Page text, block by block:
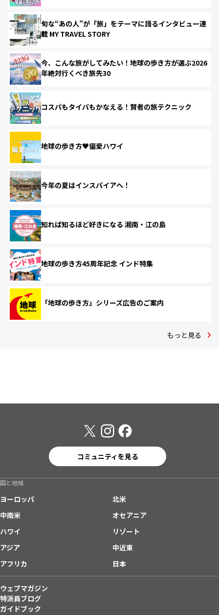
旬な“あの人”が「旅」をテーマに語るインタビュー連
載 MY TRAVEL STORY
今、こんな旅がしてみたい！地球の歩き方が選ぶ2026
年絶対行くべき旅先30
コスパもタイパもかなえる！賢者の旅テクニック
地球の歩き方♥偏愛ハワイ
今年の夏はインスパイアへ！
知れば知るほど好きになる 湘南・江の島
地球の歩き方45周年記念 インド特集
「地球の歩き方」シリーズ広告のご案内
もっと見る
コミュニティを見る
国と地域
ヨーロッパ
北米
中南米
オセアニア
ハワイ
リゾート
アジア
中近東
アフリカ
日本
ウェブマガジン
特派員ブログ
ガイドブック